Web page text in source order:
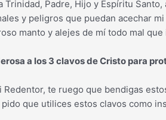
Trinidad, Padre, Hijo y Espíritu
y peligros que puedan acechar
manto y alejes de mí todo mal
a los 3 clavos de Cristo para
Redentor, te ruego que bendigas
que utilices estos clavos como